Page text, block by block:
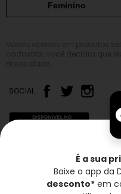
Feminino
SOCIAL
Frete grátis*
É a sua
Baixe o app da
desconto*em